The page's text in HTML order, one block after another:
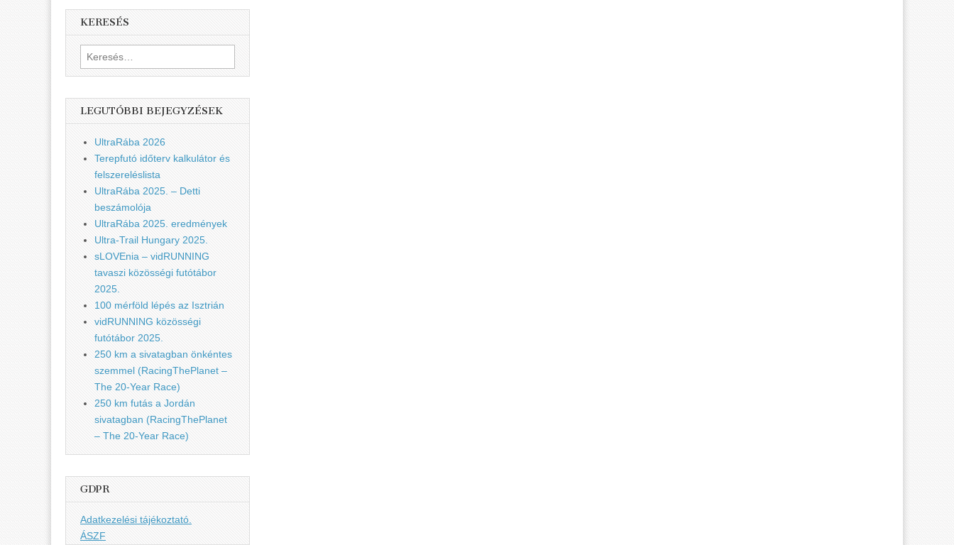
KERESÉS
Keresés:
LEGUTÓBBI BEJEGYZÉSEK
UltraRába 2026
Terepfutó időterv kalkulátor és
felszereléslista
UltraRába 2025. – Detti
beszámolója
UltraRába 2025. eredmények
Ultra-Trail Hungary 2025.
sLOVEnia – vidRUNNING
tavaszi közösségi futótábor
2025.
100 mérföld lépés az Isztrián
vidRUNNING közösségi
futótábor 2025.
250 km a sivatagban önkéntes
szemmel (RacingThePlanet –
The 20-Year Race)
250 km futás a Jordán
sivatagban (RacingThePlanet
– The 20-Year Race)
GDPR
Adatkezelési tájékoztató.
ÁSZF